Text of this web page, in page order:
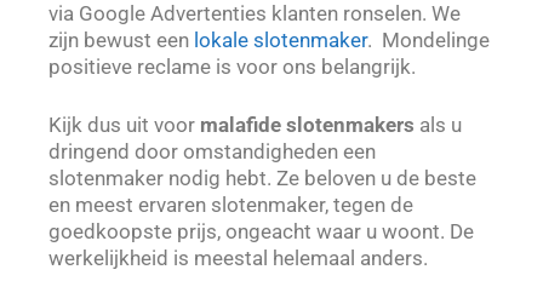
via Google Advertenties klanten ronselen. We
zijn bewust een lokale slotenmaker. Mondelinge
positieve reclame is voor ons belangrijk.
Kijk dus uit voor malafide slotenmakers als u
dringend door omstandigheden een
slotenmaker nodig hebt. Ze beloven u de beste
en meest ervaren slotenmaker, tegen de
goedkoopste prijs, ongeacht waar u woont. De
werkelijkheid is meestal helemaal anders.